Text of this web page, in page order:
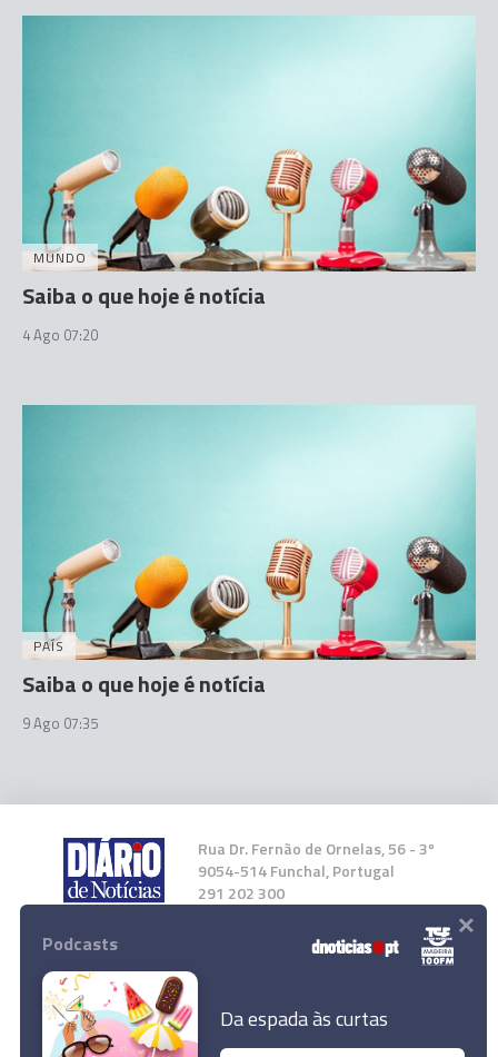
MUNDO
Saiba o que hoje é notícia
4 Ago 07:20
PAÍS
Saiba o que hoje é notícia
9 Ago 07:35
Rua Dr. Fernão de Ornelas, 56 - 3º
9054-514 Funchal, Portugal
291 202 300
Instale a nossa App
Podcasts
Da espada às curtas
×